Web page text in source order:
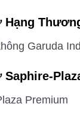
Hạng
Garuda
Saphire-
Premium